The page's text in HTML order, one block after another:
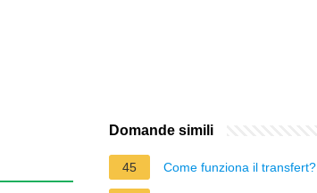
Domande simili
45 Come funziona il transfert?